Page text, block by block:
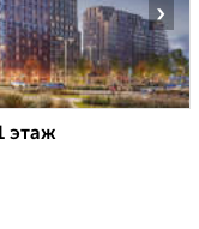
›
этаж